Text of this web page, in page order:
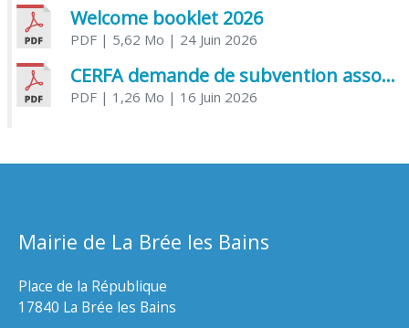
Welcome booklet 2026
PDF| 5,62 Mo | 24 Juin 2026
CERFA demande de subvention association
PDF| 1,26 Mo | 16 Juin 2026
Mairie de La Brée les Bains
Place de la République
17840 La Brée les Bains